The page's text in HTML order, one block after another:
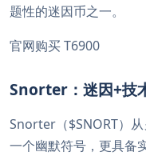
题性的迷因币之一。
官网购买 T6900
Snorter：迷因+技
Snorter（$SNORT）
一个幽默符号，更具备